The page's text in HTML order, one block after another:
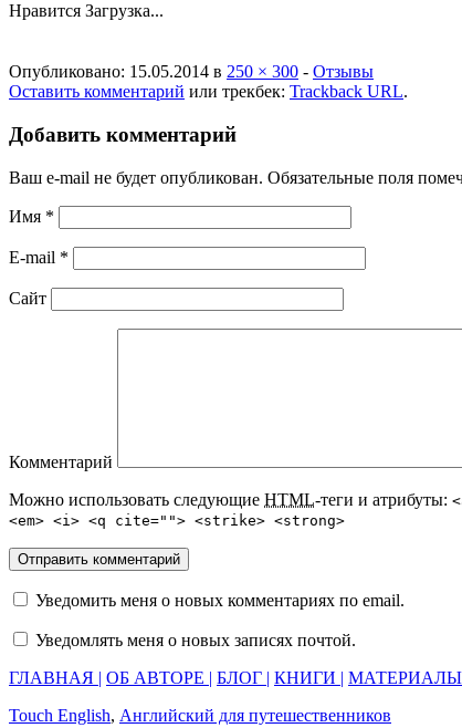
Нравится Загрузка...
Опубликовано: 15.05.2014 в 250 × 300 - Отзывы
Оставить комментарий или трекбек: Trackback URL.
Добавить комментарий
Ваш e-mail не будет опубликован. Обязательные поля
Имя *
E-mail *
Сайт
Комментарий
Можно использовать следующие HTML-теги и атрибуты:
<em> <i> <q cite=""> <strike> <strong>
Уведомить меня о новых комментариях по email.
Уведомлять меня о новых записях почтой.
ГЛАВНАЯ | ОБ АВТОРЕ | БЛОГ | КНИГИ | МАТЕРИАЛЫ
Touch English, Английский для путешественников